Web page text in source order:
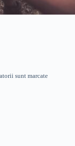
sunt marcate